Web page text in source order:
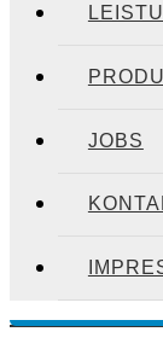
JOBS
CO²-